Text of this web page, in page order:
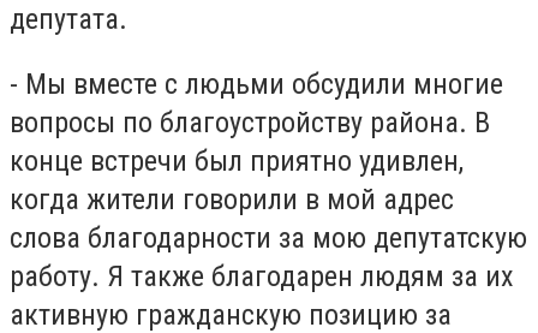
депутата.
- Мы вместе с людьми обсудили многие
вопросы по благоустройству района. В
конце встречи был приятно удивлен,
когда жители говорили в мой адрес
слова благодарности за мою депутатскую
работу. Я также благодарен людям за их
активную гражданскую позицию за